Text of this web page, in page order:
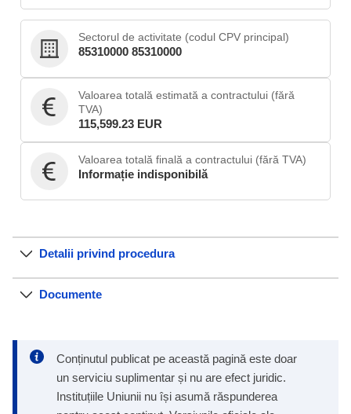
Sectorul de activitate (codul CPV principal)
85310000 85310000
Valoarea totală estimată a contractului (fără
TVA)
115,599.23 EUR
Valoarea totală finală a contractului (fără TVA)
Informație indisponibilă
Detalii privind procedura
Documente
Conținutul publicat pe această pagină este doar
un serviciu suplimentar și nu are efect juridic.
Instituțiile Uniunii nu își asumă răspunderea